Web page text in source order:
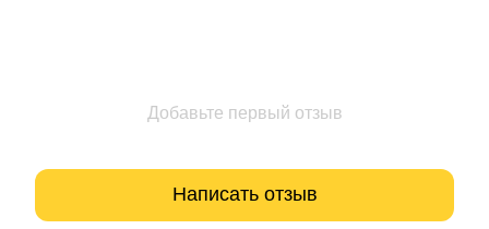
Добавьте первый отзыв
Написать отзыв